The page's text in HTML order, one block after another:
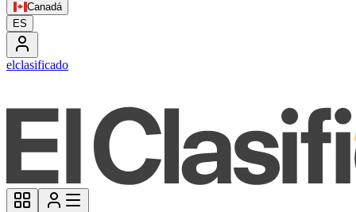
Canadá
ES
elclasificado